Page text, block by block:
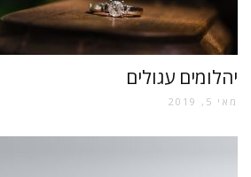
יהלומים עגולים
מאי 5, 2019